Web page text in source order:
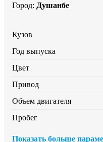
Город: Душанбе
Кузов
Год выпуска
Цвет
Привод
Объем двигателя
Пробег
Показать больше